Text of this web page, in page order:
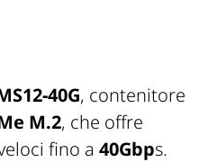
40G, contenitore
M.2, che offre
fino a 40Gbps.